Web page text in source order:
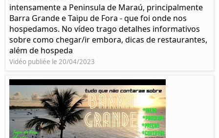
intensamente a Peninsula de Maraú, principalmente
Barra Grande e Taipu de Fora - que foi onde nos
hospedamos. No vídeo trago detalhes informativos
sobre como chegar/ir embora, dicas de restaurantes,
além de hospeda
Vidéo publiée le 20/04/2023